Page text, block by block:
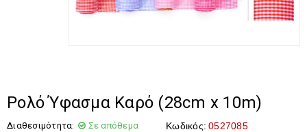
Ρολό Ύφασμα Καρό (28cm x 10m)
Διαθεσιμότητα: Σε απόθεμα Κωδικός: 0527085